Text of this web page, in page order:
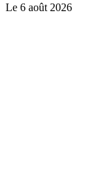
Le 6 août 2026